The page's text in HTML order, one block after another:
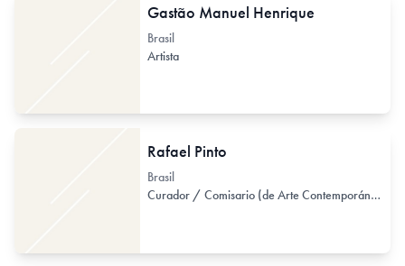
Gastão Manuel Henrique
Brasil
Artista
Rafael Pinto
Brasil
Curador / Comisario (de Arte Contemporáneo)